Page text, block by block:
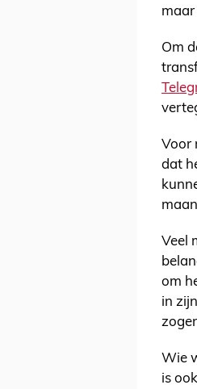
Om
Voor
dat
Veel
om
in
Wie
is